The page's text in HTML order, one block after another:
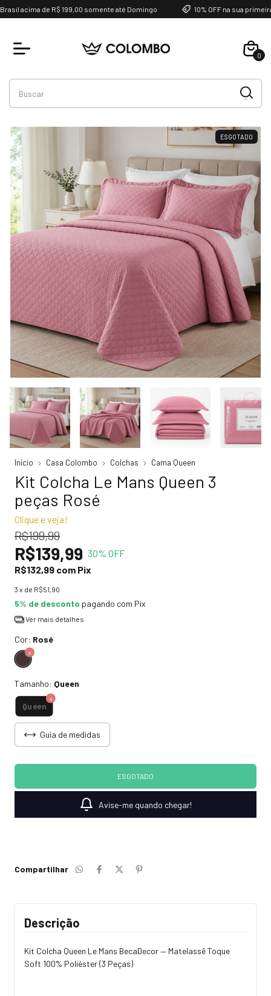
acima de R$ 199,00 somente até Domingo 10% OFF na sua primeira
0
ESGOTADO
Início Casa Colombo Colchas Cama Queen
Kit Colcha Le Mans Queen 3
peças Rosé
Clique e veja!
R$199,99
R$139,99 30% OFF
R$132,99 com Pix
3 x de R$51,90
5% de desconto pagando com Pix
Ver mais detalhes
Cor: Rosé
Tamanho: Queen
Queen
Guia de medidas
Avise-me quando chegar!
Compartilhar
Descrição
Kit Colcha Queen Le Mans BecaDecor — Matelassê Toque
Soft 100% Poliéster (3 Peças)